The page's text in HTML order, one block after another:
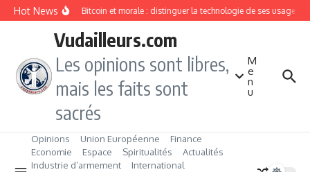
Aller au contenu
Hot NewsBlockchain, Bitcoin et morale : distinguer la technologie de ses usages
Vudailleurs.com
Les opinions sont libres,
mais les faits sont
sacrés
M
e
n
u
Opinions Union Européenne
Finance
Economie
Espace Spiritualités
Actualités
Industrie d’armement
International